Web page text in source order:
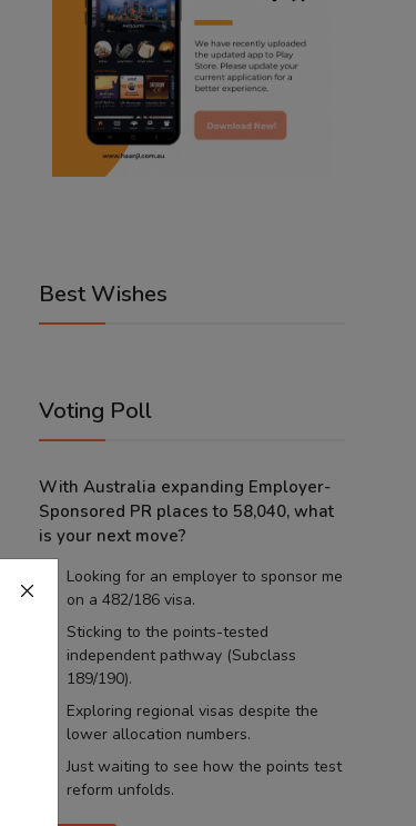
Best Wishes
Voting Poll
With Australia expanding Employer-
Sponsored PR places to 58,040, what
is your next move?
Looking for an employer to sponsor me
on a 482/186 visa.
Sticking to the points-tested
independent pathway (Subclass
189/190).
Exploring regional visas despite the
lower allocation numbers.
Just waiting to see how the points test
reform unfolds.